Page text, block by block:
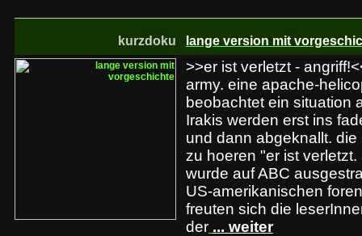
kurzdoku lange version mit
>>er ist verletzt -
army. eine apache-
beobachtet ein situation
Irakis werden erst ins
und dann abgeknallt.
zu hoeren "er ist
wurde auf ABC
US-amerikanischen
freuten sich die
der ... weiter